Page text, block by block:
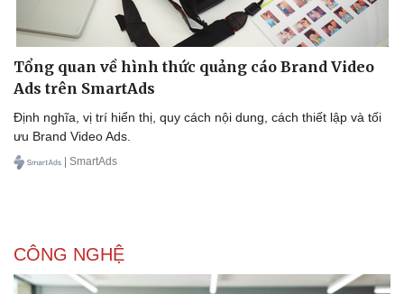
Tổng quan về hình thức quảng cáo Brand Video
Ads trên SmartAds
Định nghĩa, vị trí hiển thị, quy cách nội dung, cách thiết lập và tối
ưu Brand Video Ads.
| SmartAds
CÔNG NGHỆ